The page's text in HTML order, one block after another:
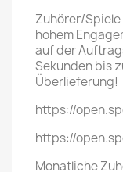
Zuhörer/Spiele
hohem
auf der
Sekunden bis
Überlieferung!
https://
https://
Monatliche